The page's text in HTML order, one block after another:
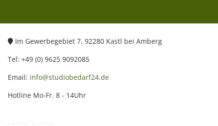
Im Gewerbegebiet 7, 92280 Kastl bei Amberg
Tel: +49 (0) 9625 9092085
Email: info@studiobedarf24.de
Hotline Mo-Fr. 8 - 14Uhr